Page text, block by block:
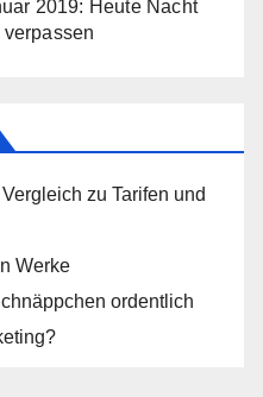
2019: Heute Nacht
Vergleich zu Tarifen und
Werke
ordentlich